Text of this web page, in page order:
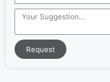
Request